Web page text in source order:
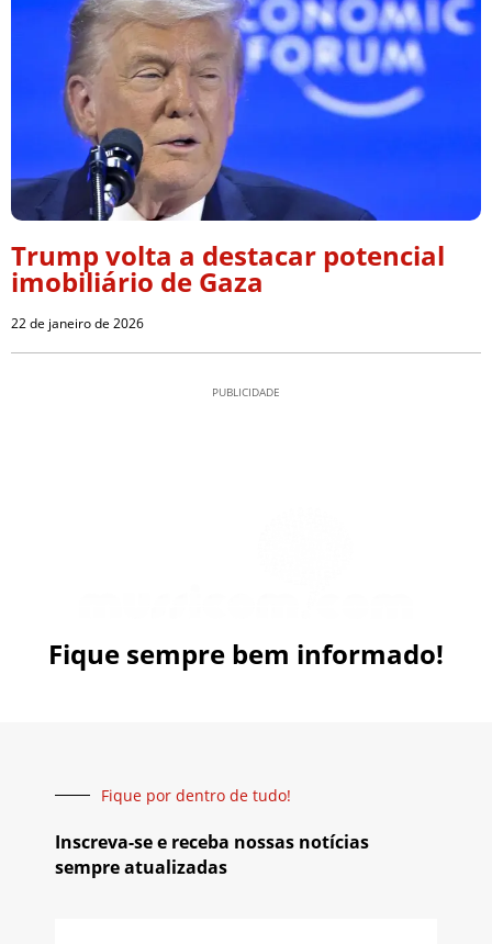
Trump volta a destacar potencial
imobiliário de Gaza
22 de janeiro de 2026
PUBLICIDADE
Fique sempre bem informado!
Fique por dentro de tudo!
Inscreva-se e receba nossas notícias
sempre atualizadas